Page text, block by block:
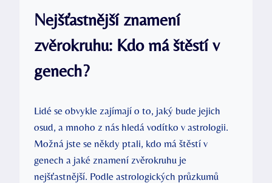
Nejšťastnější znamení
zvěrokruhu: Kdo má štěstí v
genech?
Lidé se obvykle zajímají o⁢ to, ⁣jaký bude jejich
osud, a mnoho z nás hledá​ vodítko ⁢v‌ astrologii.
Možná jste se ‌někdy ptali,⁤ kdo⁤ má štěstí v⁤
genech a jaké znamení ⁤zvěrokruhu je
⁤nejšťastnější. Podle astrologických ⁢průzkumů